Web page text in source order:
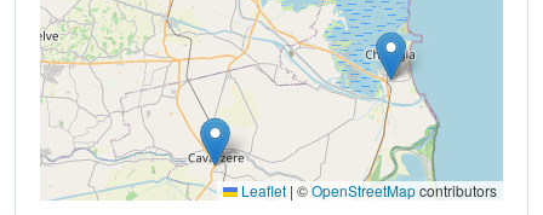
Leaflet | ©OpenStreetMapcontributors